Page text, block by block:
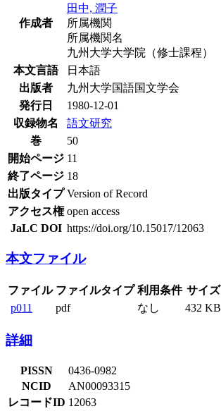
作成者
田中, 潤子
所属機関
所属機関名
九州大学大学院（修士課程）
本文言語
日本語
出版者
九州大学国語国文学会
発行日
1980-12-01
収録物名
語文研究
巻
50
開始ページ 11
終了ページ 18
出版タイプ Version of Record
アクセス権 open access
JaLC DOI https://doi.org/10.15017/12063
本文ファイル
ファイル ファイルタイプ 利用条件 サイズ
p011
pdf なし 432 KB
詳細
PISSN
0436-0982
NCID
AN00093315
レコードID 12063